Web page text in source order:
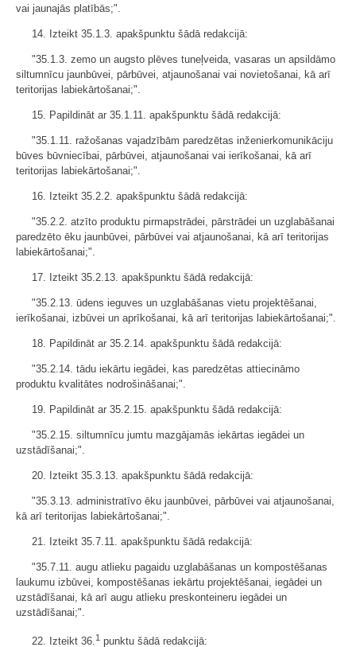
vai jaunajās platībās;".
14. Izteikt 35.1.3. apakšpunktu šādā redakcijā:
"35.1.3. zemo un augsto plēves tuneļveida, vasaras un apsildāmo
siltumnīcu jaunbūvei, pārbūvei, atjaunošanai vai novietošanai, kā arī
teritorijas labiekārtošanai;".
15. Papildināt ar 35.1.11. apakšpunktu šādā redakcijā:
"35.1.11. ražošanas vajadzībām paredzētas inženierkomunikāciju
būves būvniecībai, pārbūvei, atjaunošanai vai ierīkošanai, kā arī
teritorijas labiekārtošanai;".
16. Izteikt 35.2.2. apakšpunktu šādā redakcijā:
"35.2.2. atzīto produktu pirmapstrādei, pārstrādei un uzglabāšanai
paredzēto ēku jaunbūvei, pārbūvei vai atjaunošanai, kā arī teritorijas
labiekārtošanai;".
17. Izteikt 35.2.13. apakšpunktu šādā redakcijā:
"35.2.13. ūdens ieguves un uzglabāšanas vietu projektēšanai,
ierīkošanai, izbūvei un aprīkošanai, kā arī teritorijas labiekārtošanai;".
18. Papildināt ar 35.2.14. apakšpunktu šādā redakcijā:
"35.2.14. tādu iekārtu iegādei, kas paredzētas attiecināmo
produktu kvalitātes nodrošināšanai;".
19. Papildināt ar 35.2.15. apakšpunktu šādā redakcijā:
"35.2.15. siltumnīcu jumtu mazgājamās iekārtas iegādei un
uzstādīšanai;".
20. Izteikt 35.3.13. apakšpunktu šādā redakcijā:
"35.3.13. administratīvo ēku jaunbūvei, pārbūvei vai atjaunošanai,
kā arī teritorijas labiekārtošanai;".
21. Izteikt 35.7.11. apakšpunktu šādā redakcijā:
"35.7.11. augu atlieku pagaidu uzglabāšanas un kompostēšanas
laukumu izbūvei, kompostēšanas iekārtu projektēšanai, iegādei un
uzstādīšanai, kā arī augu atlieku preskonteineru iegādei un
uzstādīšanai;".
22. Izteikt 36.1 punktu šādā redakcijā: